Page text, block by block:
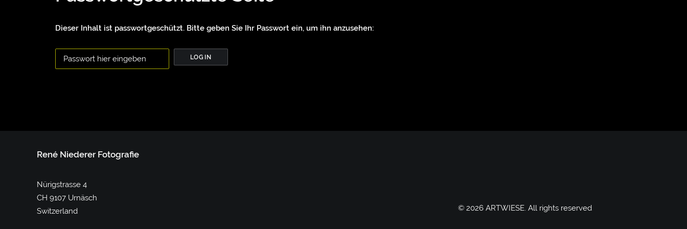
Dieser Inhalt ist passwortgeschützt. Bitte geben Sie Ihr Passwort ein, um ihn anzusehen:
René Niederer Fotografie
Nürigstrasse 4
CH 9107 Urnäsch
Switzerland
© 2026 ARTWIESE. All rights reserved